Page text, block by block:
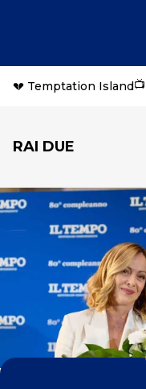
💔 Temptation Island
RAI DUE